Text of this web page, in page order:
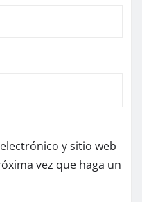
y sitio web
vez que haga un